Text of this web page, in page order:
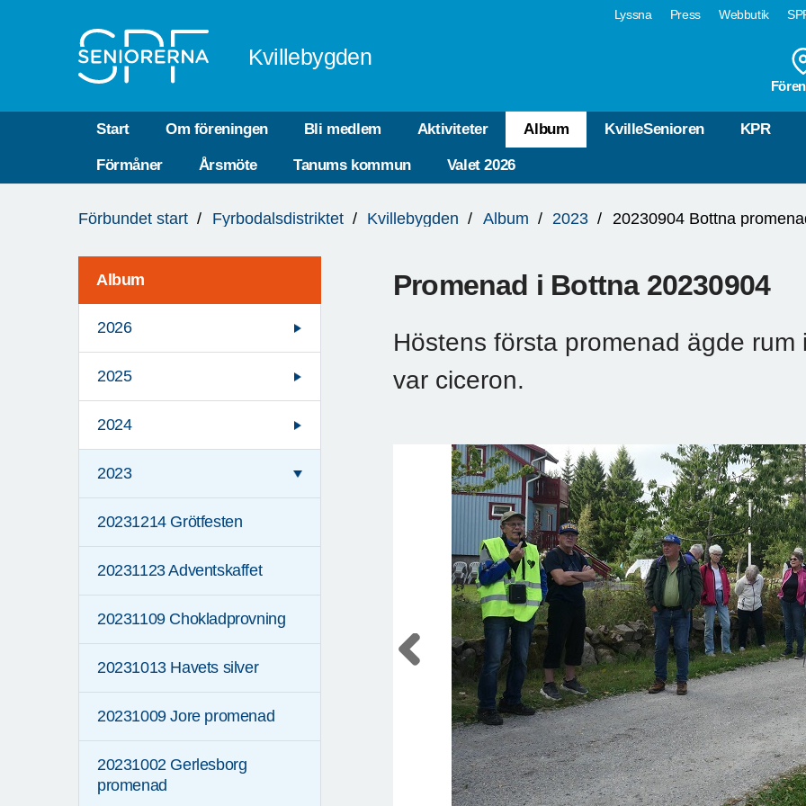
Lyssna Press Webbutik
Kvillebygden
Start Om föreningen Bli medlem Aktiviteter Album KvilleSenioren KPR
Förmåner Årsmöte Tanums kommun Valet 2026
är
Förbundet start Fyrbodalsdistriktet Kvillebygden Album 2023 20230904 Bottna
Album
2026
2025
2024
2023
20231214 Grötfesten
20231123 Adventskaffet
20231109 Chokladprovning
20231013 Havets silver
20231009 Jore promenad
20231002 Gerlesborg
promenad
Promenad i Bottna 20230904
Höstens första promenad ägde
var ciceron.
Previous